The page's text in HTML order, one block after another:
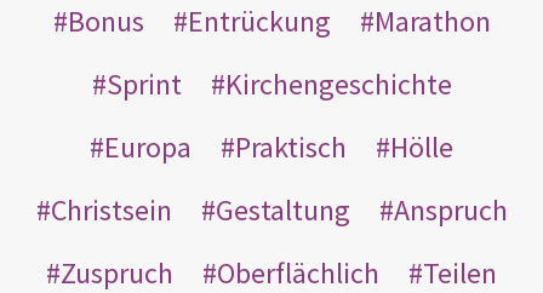
Bonus
Entrückung
Marathon
Sprint
Kirchengeschichte
Europa
Praktisch
Hölle
Christsein
Gestaltung
Anspruch
Zuspruch
Oberflächlich
Teilen